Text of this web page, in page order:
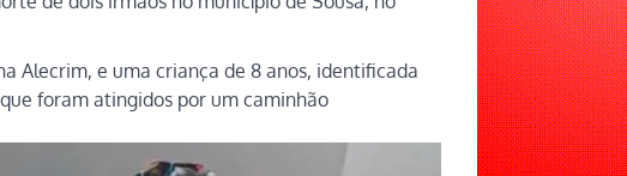
Alecrim, e uma criança de 8 anos, identificada
foram atingidos por um caminhão